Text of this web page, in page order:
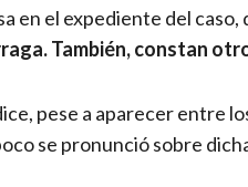
en el expediente del caso,
También, constan
pese a aparecer entre
se pronunció sobre